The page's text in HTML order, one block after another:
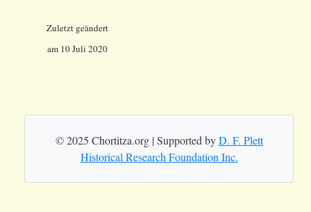
Zuletzt geändert
am 10 Juli 2020
© 2025 Chortitza.org | Supported byD. F. Plett
Historical Research Foundation Inc.